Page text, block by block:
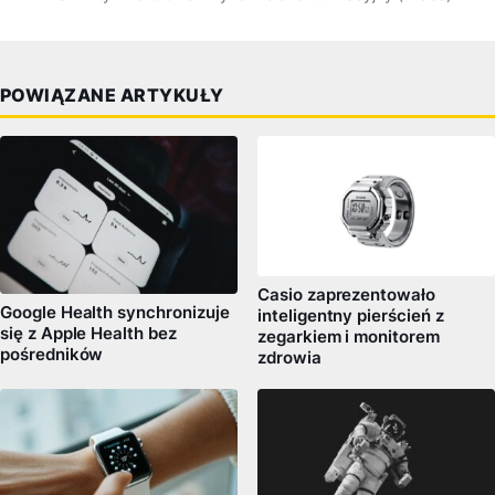
POWIĄZANE ARTYKUŁY
Google Health synchronizuje
się z Apple Health bez
pośredników
Casio zaprezentowało
inteligentny pierścień z
zegarkiem i monitorem
zdrowia